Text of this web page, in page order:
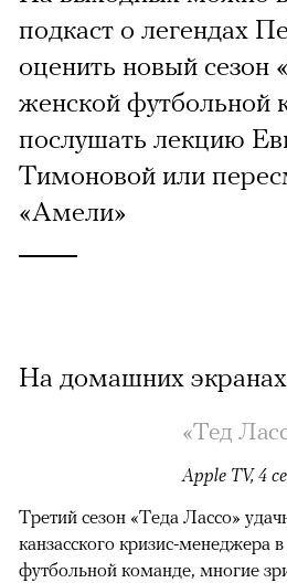
подкаст о легендах
оценить новый сезон
женской футбольной
послушать лекцию
Тимоновой или
«Амели»
На домашних экранах
«Тед
Apple TV, 4
Третий сезон «Теда Лассо»
канзасского кризис-менеджера
футбольной команде, многие